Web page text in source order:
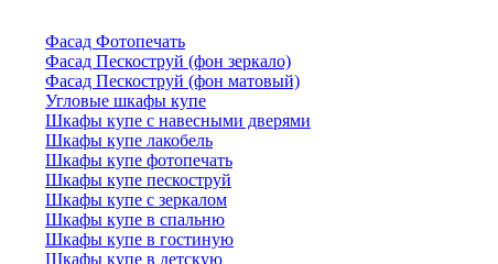
Фасад Фотопечать
Фасад Пескоструй (фон зеркало)
Фасад Пескоструй (фон матовый)
Угловые шкафы купе
Шкафы купе с навесными дверями
Шкафы купе лакобель
Шкафы купе фотопечать
Шкафы купе пескоструй
Шкафы купе с зеркалом
Шкафы купе в спальню
Шкафы купе в гостиную
Шкафы купе в детскую